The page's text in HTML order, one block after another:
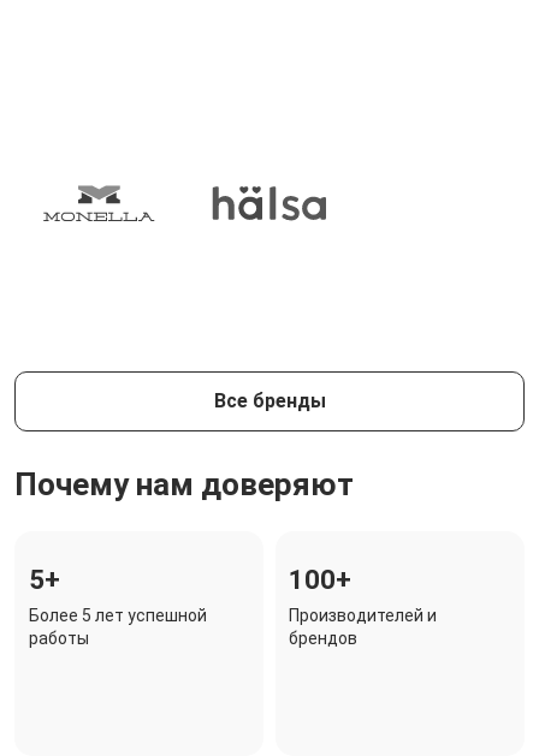
Все бренды
Почему нам доверяют
5+
Более 5 лет успешной
работы
100+
Производителей и
брендов